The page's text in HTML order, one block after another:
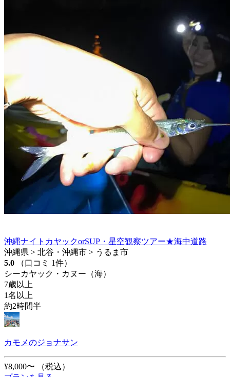
沖縄ナイトカヤックorSUP・星空観察ツアー★海中道路
沖縄県 > 北谷・沖縄市 > うるま市
5.0
（口コミ 1件）
シーカヤック・カヌー（海）
7歳以上
1名以上
約2時間半
カモメのジョナサン
¥8,000〜
（税込）